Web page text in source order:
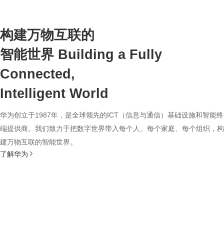
构建万物互联的
智能世界 Building a Fully
Connected,
Intelligent World
华为创立于1987年，是全球领先的ICT（信息与通信）基础设施和智能终
端提供商。我们致力于把数字世界带入每个人、每个家庭、每个组织，构
建万物互联的智能世界。
了解华为